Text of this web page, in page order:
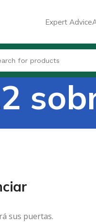
Expert Advice
sus puertas.